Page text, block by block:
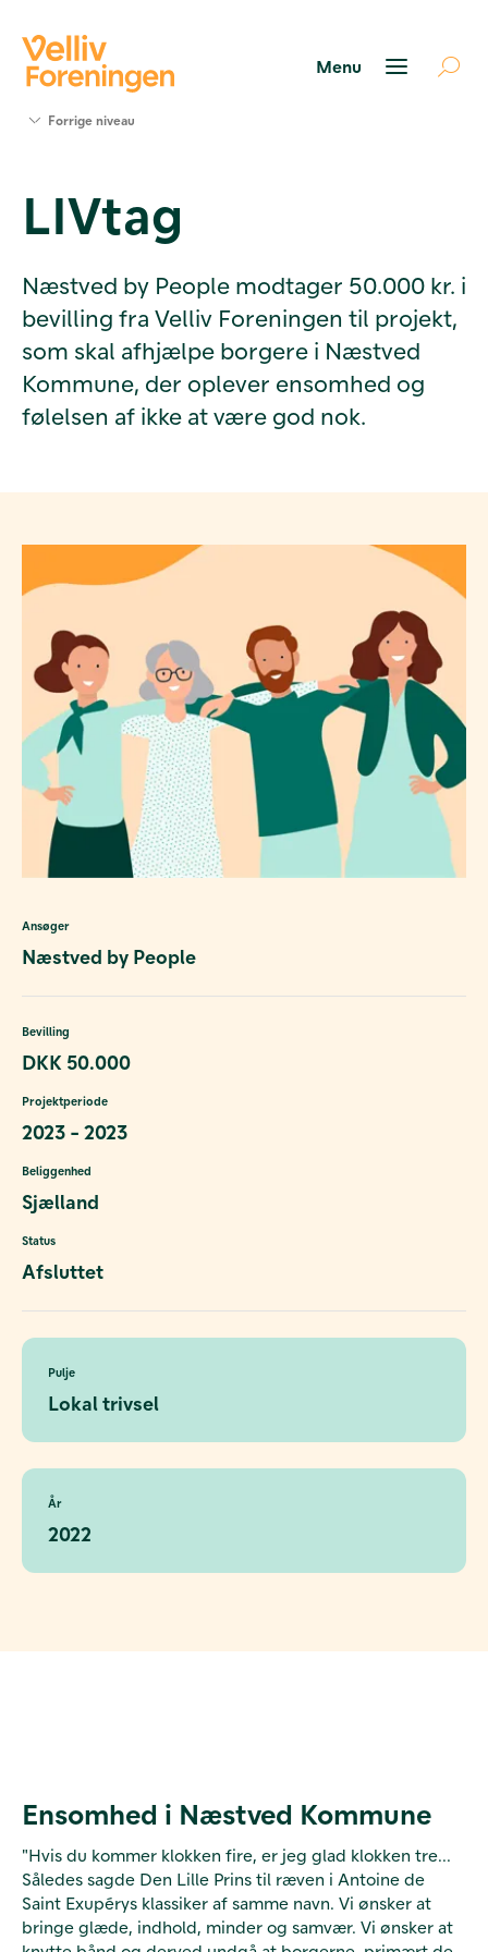
Værktøjer
og viden
Foreningen
Kontakt
os
Forrige niveau
LIVtag
Næstved by People modtager 50.000 kr. i
bevilling fra Velliv Foreningen til projekt,
som skal afhjælpe borgere i Næstved
Kommune, der oplever ensomhed og
følelsen af ikke at være god nok.
Ansøger
Næstved by People
Bevilling
DKK 50.000
Projektperiode
2023 - 2023
Beliggenhed
Sjælland
Status
Afsluttet
Pulje
Lokal trivsel
År
2022
Ensomhed i Næstved Kommune
"Hvis du kommer klokken fire, er jeg glad klokken tre...
Således sagde Den Lille Prins til ræven i Antoine de
Saint Exupérys klassiker af samme navn. Vi ønsker at
bringe glæde, indhold, minder og samvær. Vi ønsker at